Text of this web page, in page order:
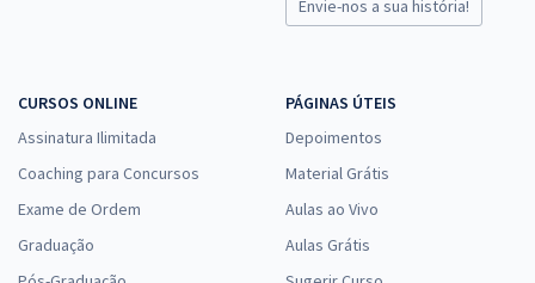
Envie-nos a sua história!
CURSOS ONLINE
Assinatura Ilimitada
Coaching para Concursos
Exame de Ordem
Graduação
PÁGINAS ÚTEIS
Depoimentos
Material Grátis
Aulas ao Vivo
Aulas Grátis